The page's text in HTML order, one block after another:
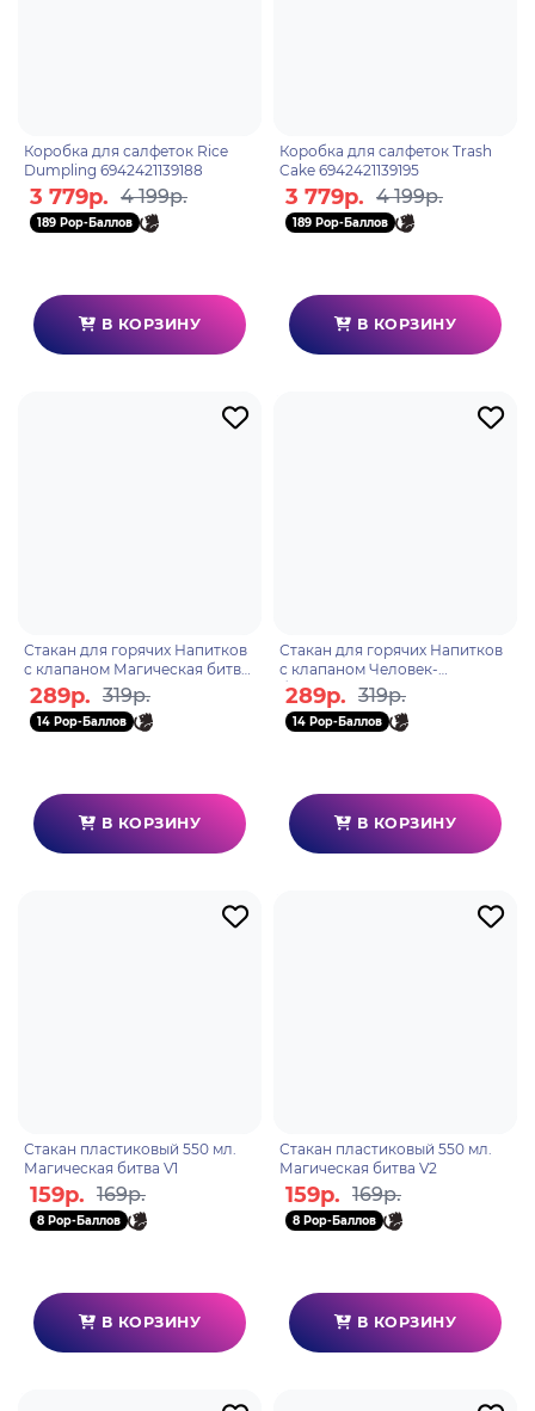
Коробка для салфеток Rice
Dumpling 6942421139188
3 779р. 4 199р.
189 Pop-Баллов
В КОРЗИНУ
Коробка для салфеток Trash
Cake 6942421139195
3 779р. 4 199р.
189 Pop-Баллов
В КОРЗИНУ
Стакан для горячих Напитков
с клапаном Магическая битва
450мл.
289р. 319р.
14 Pop-Баллов
В КОРЗИНУ
Стакан для горячих Напитков
с клапаном Человек-
бензопила 450мл.
289р. 319р.
14 Pop-Баллов
В КОРЗИНУ
Стакан пластиковый 550 мл.
Магическая битва V1
159р. 169р.
8 Pop-Баллов
В КОРЗИНУ
Стакан пластиковый 550 мл.
Магическая битва V2
159р. 169р.
8 Pop-Баллов
В КОРЗИНУ